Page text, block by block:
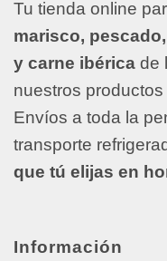
Tu tienda online
marisco, pescado,
y carne ibérica de
nuestros
Envíos a toda la
transporte
que tú elijas en
Información